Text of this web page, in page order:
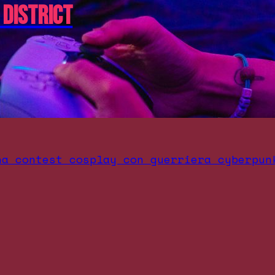
District